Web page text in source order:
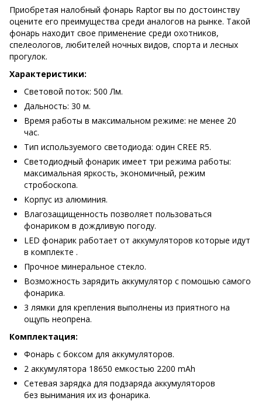
Приобретая налобный фонарь Raptor вы по достоинству
оцените его преимущества среди аналогов на рынке. Такой
фонарь находит свое применение среди охотников,
спелеологов, любителей ночных видов, спорта и лесных
прогулок.
Характеристики:
Световой поток: 500 Лм.
Дальность: 30 м.
Время работы в максимальном режиме: не менее 20
час.
Тип используемого светодиода: один CREE R5.
Светодиодный фонарик имеет три режима работы:
максимальная яркость, экономичный, режим
стробоскопа.
Корпус из алюминия.
Влагозащищенность позволяет пользоваться
фонариком в дождливую погоду.
LED фонарик работает от аккумуляторов которые идут
в комплекте .
Прочное минеральное стекло.
Возможность зарядить аккумулятор с помошью самого
фонарика.
3 лямки для крепления выполнены из приятного на
ощупь неопрена.
Комплектация:
Фонарь с боксом для аккумуляторов.
2 аккумулятора 18650 емкостью 2200 mAh
Сетевая зарядка для подзаряда аккумуляторов
без вынимания их из фонарика.